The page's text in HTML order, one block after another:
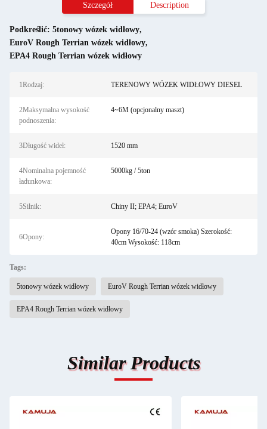
Szczegół Description
Podkreślić: 5tonowy wózek widłowy,
EuroV Rough Terrian wózek widłowy,
EPA4 Rough Terrian wózek widłowy
1Rodzaj: TERENOWY WÓZEK WIDŁOWY DIESEL
2Maksymalna wysokość
podnoszenia:
4~6M (opcjonalny maszt)
3Długość wideł: 1520 mm
4Nominalna pojemność
ładunkowa:
5000kg / 5ton
5Silnik: Chiny II; EPA4; EuroV
6Opony:
Opony 16/70-24 (wzór smoka) Szerokość:
40cm Wysokość: 118cm
Tags:
5tonowy wózek widłowy EuroV Rough Terrian wózek widłowy
EPA4 Rough Terrian wózek widłowy
Similar Products